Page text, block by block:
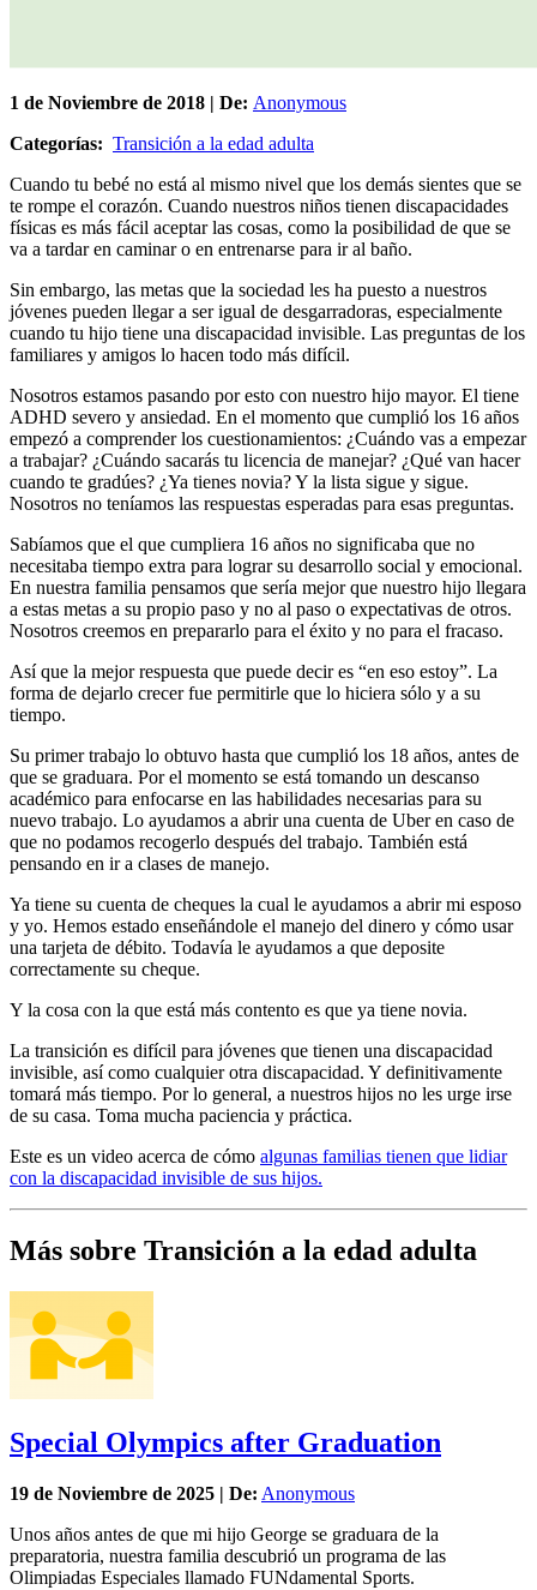
1 de Noviembre de 2018 | De: Anonymous
Categorías: Transición a la edad adulta
Cuando tu bebé no está al mismo nivel que los demás sientes que se
te rompe el corazón. Cuando nuestros niños tienen discapacidades
físicas es más fácil aceptar las cosas, como la posibilidad de que se
va a tardar en caminar o en entrenarse para ir al baño.
Sin embargo, las metas que la sociedad les ha puesto a nuestros
jóvenes pueden llegar a ser igual de desgarradoras, especialmente
cuando tu hijo tiene una discapacidad invisible. Las preguntas de los
familiares y amigos lo hacen todo más difícil.
Nosotros estamos pasando por esto con nuestro hijo mayor. El tiene
ADHD severo y ansiedad. En el momento que cumplió los 16 años
empezó a comprender los cuestionamientos: ¿Cuándo vas a empezar
a trabajar? ¿Cuándo sacarás tu licencia de manejar? ¿Qué van hacer
cuando te gradúes? ¿Ya tienes novia? Y la lista sigue y sigue.
Nosotros no teníamos las respuestas esperadas para esas preguntas.
Sabíamos que el que cumpliera 16 años no significaba que no
necesitaba tiempo extra para lograr su desarrollo social y emocional.
En nuestra familia pensamos que sería mejor que nuestro hijo llegara
a estas metas a su propio paso y no al paso o expectativas de otros.
Nosotros creemos en prepararlo para el éxito y no para el fracaso.
Así que la mejor respuesta que puede decir es “en eso estoy”. La
forma de dejarlo crecer fue permitirle que lo hiciera sólo y a su
tiempo.
Su primer trabajo lo obtuvo hasta que cumplió los 18 años, antes de
que se graduara. Por el momento se está tomando un descanso
académico para enfocarse en las habilidades necesarias para su
nuevo trabajo. Lo ayudamos a abrir una cuenta de Uber en caso de
que no podamos recogerlo después del trabajo. También está
pensando en ir a clases de manejo.
Ya tiene su cuenta de cheques la cual le ayudamos a abrir mi esposo
y yo. Hemos estado enseñándole el manejo del dinero y cómo usar
una tarjeta de débito. Todavía le ayudamos a que deposite
correctamente su cheque.
Y la cosa con la que está más contento es que ya tiene novia.
La transición es difícil para jóvenes que tienen una discapacidad
invisible, así como cualquier otra discapacidad. Y definitivamente
tomará más tiempo. Por lo general, a nuestros hijos no les urge irse
de su casa. Toma mucha paciencia y práctica.
Este es un video acerca de cómo algunas familias tienen que lidiar
con la discapacidad invisible de sus hijos.
Más sobre Transición a la edad adulta
Special Olympics after Graduation
19 de Noviembre de 2025 | De: Anonymous
Unos años antes de que mi hijo George se graduara de la
preparatoria, nuestra familia descubrió un programa de las
Olimpiadas Especiales llamado FUNdamental Sports.